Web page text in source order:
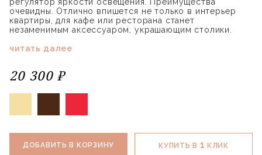
регулятор яркости освещения. Преимущества
очевидны. Отлично впишется не только в интерьер
квартиры, для кафе или ресторана станет
незаменимым аксессуаром, украшающим столики.
читать далее
20 300 ₽
ДОБАВИТЬ В КОРЗИНУ КУПИТЬ В 1 КЛИК